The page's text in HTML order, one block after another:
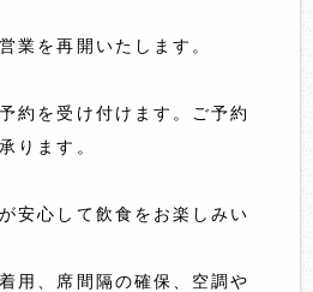
業を再開いたします。
約を受け付けます。ご予約
ります。
安心して飲食をお楽しみい
用、席間隔の確保、空調や